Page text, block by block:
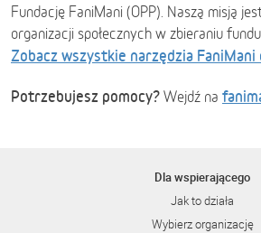
Fundację FaniMani (OPP). Naszą misją
organizacji społecznych w zbieraniu
Zobacz wszystkie narzędzia FaniMani
Potrzebujesz pomocy? Wejdź na
Dla wspierającego
Jak to działa
Wybierz organizację